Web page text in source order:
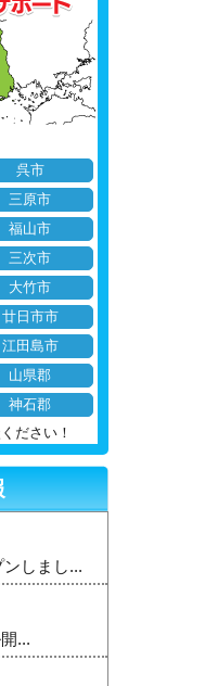
呉市
三原市
福山市
三次市
大竹市
廿日市市
江田島市
山県郡
神石郡
ださい！
しまし...
...